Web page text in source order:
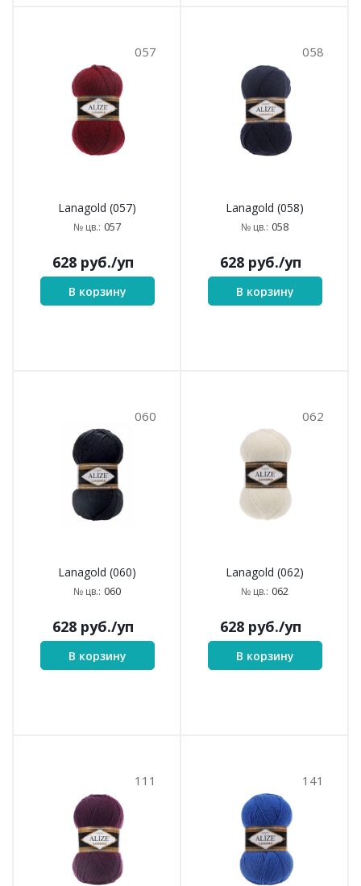
057
Lanagold (057)
№ цв.: 057
628 руб./уп
В корзину
058
Lanagold (058)
№ цв.: 058
628 руб./уп
В корзину
060
Lanagold (060)
№ цв.: 060
628 руб./уп
В корзину
062
Lanagold (062)
№ цв.: 062
628 руб./уп
В корзину
111 141